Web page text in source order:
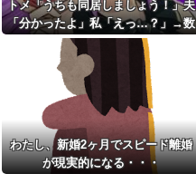
年。最初は優しかった両親の態
度がキツくなって...
私「料理は手抜きできるとこ
ろは全部手抜きしてるよ」知人
「それはダメでしょ」→勝手な
説教にうんざりして…
彼は私が何かしても、一度も
「ありがとう」と言わない
資格学校の同級生が会話中私
の頭を叩いてくるけどやめてほ
しい
トメ「うちも同居しましょう！」夫
「分かったよ」私「えっ…？」→数
カ月後、夫が笑顔で語った同居計画
の中身にトメ絶句…
わたし、新婚2ヶ月でスピード離婚
が現実的になる・・・